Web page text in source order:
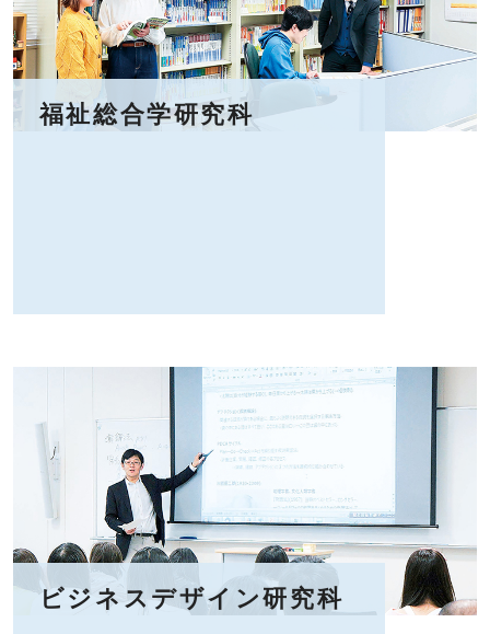
福祉総合学研究科
ビジネスデザイン研究科